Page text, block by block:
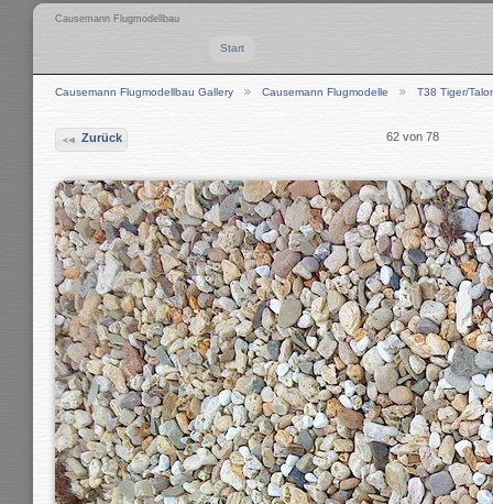
Causemann Flugmodellbau
Start
Causemann Flugmodellbau Gallery Causemann Flugmodelle T38 Tiger/
Zurück 62 von 78